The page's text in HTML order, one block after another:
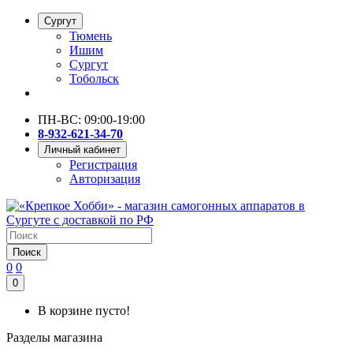
Сургут
Тюмень
Ишим
Сургут
Тобольск
ПН-ВС: 09:00-19:00
8-932-621-34-70
Личный кабинет
Регистрация
Авторизация
Поиск
0 0
0
В корзине пусто!
Разделы магазина